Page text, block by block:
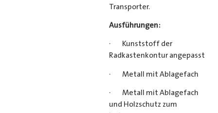
Transporter.
Ausführungen:
· Kunststoff der
Radkastenkontur angepasst
· Metall mit Ablagefach
· Metall mit Ablagefach
und Holzschutz zum